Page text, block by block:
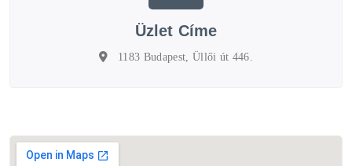
Üzlet Címe
1183 Budapest, Üllői út 446.